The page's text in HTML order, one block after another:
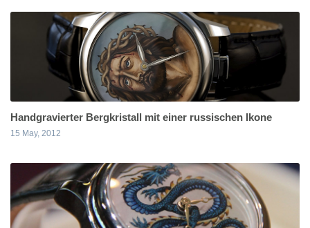
Handgravierter Bergkristall mit einer russischen Ikone
15 May, 2012